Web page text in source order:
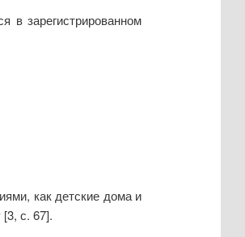
в зарегистрированном
как детские дома и
с. 67].